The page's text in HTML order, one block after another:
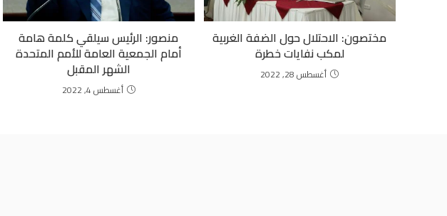
منصور: الرئيس سيلقي كلمة هامة
أمام الجمعية العامة للأمم المتحدة
الشهر المقبل
أغسطس 4, 2022
مختصون: الاحتلال حول الضفة الغربية
لمكب نفايات خطرة
أغسطس 28, 2022